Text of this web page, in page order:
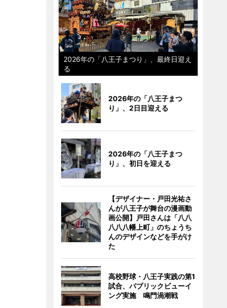
2026年の「八王子まつり」、最終日迎え
る
2026年の「八王子まつ
り」、2日目迎える
2026年の「八王子まつ
り」、初日を迎える
【デザイナー・戸田光祐さ
んが八王子が舞台の漫画動
画公開】戸田さんは「八八
八八八幡上町」のちょうち
んのデザインなどを手がけ
た
高校野球・八王子実践の第1
試合、パブリックビューイ
ング実施 鳴門渦潮戦